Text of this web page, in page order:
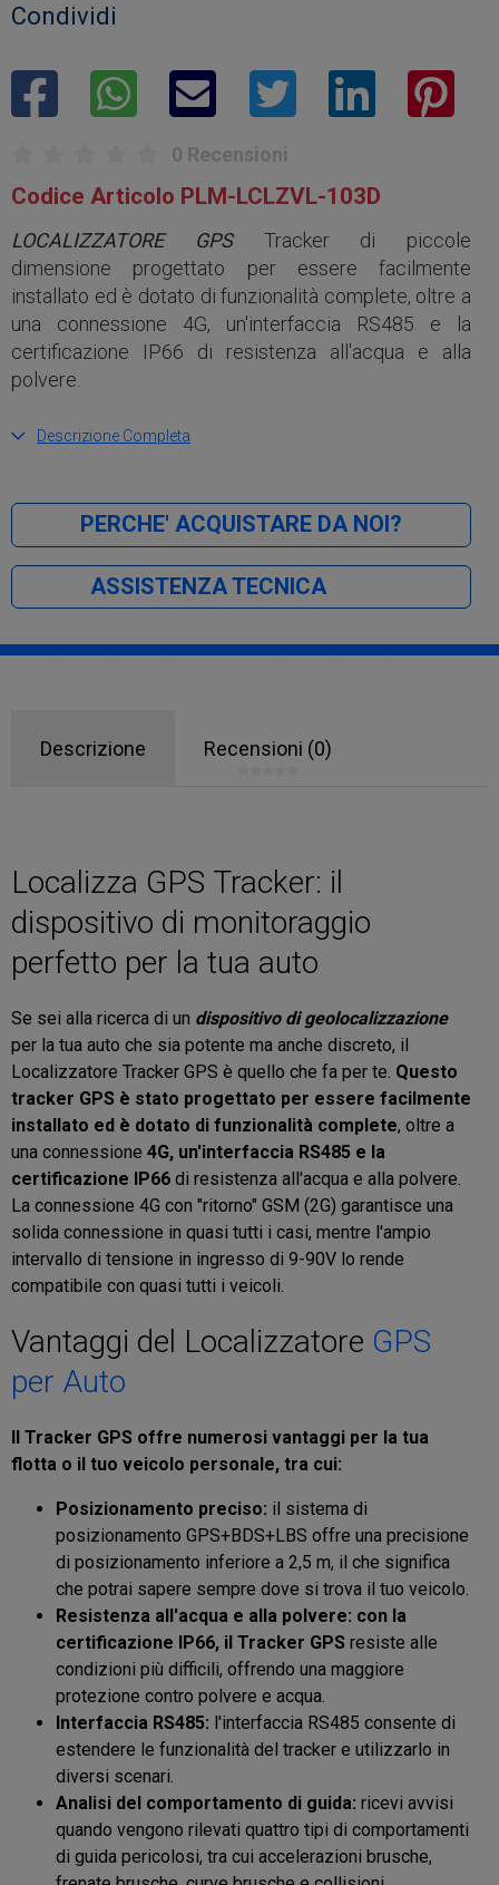
0 Recensioni
Codice Articolo PLM-LCLZVL-103D
LOCALIZZATORE GPSTracker di piccole
dimensione progettato per essere facilmente
installato ed è dotato di funzionalità complete, oltre a
una connessione 4G, un'interfaccia RS485 e la
certificazione IP66 di resistenza all'acqua e alla
polvere.
Descrizione Completa
PERCHE' ACQUISTARE DA NOI?
ASSISTENZA TECNICA
Condividi
facebook whatsapp mail twitter linkedin
Descrizione Recensioni (0)
Localizza GPS Tracker: il
dispositivo di monitoraggio
perfetto per la tua auto
Se sei alla ricerca di un dispositivo di geolocalizzazione
per la tua auto che sia potente ma anche discreto, il
Localizzatore Tracker GPS è quello che fa per te. Questo
tracker GPS è stato progettato per essere facilmente
installato ed è dotato di funzionalità complete, oltre a
una connessione 4G, un'interfaccia RS485 e la
certificazione IP66 di resistenza all'acqua e alla polvere.
La connessione 4G con "ritorno" GSM (2G) garantisce una
solida connessione in quasi tutti i casi, mentre l'ampio
intervallo di tensione in ingresso di 9-90V lo rende
compatibile con quasi tutti i veicoli.
Vantaggi del Localizzatore GPS
per Auto
Il Tracker GPS offre numerosi vantaggi per la tua
flotta o il tuo veicolo personale, tra cui:
Posizionamento preciso: il sistema di
posizionamento GPS+BDS+LBS offre una precisione
di posizionamento inferiore a 2,5 m, il che significa
che potrai sapere sempre dove si trova il tuo veicolo.
Resistenza all'acqua e alla polvere: con la
certificazione IP66, il Tracker GPS resiste alle
condizioni più difficili, offrendo una maggiore
protezione contro polvere e acqua.
Interfaccia RS485: l'interfaccia RS485 consente di
estendere le funzionalità del tracker e utilizzarlo in
diversi scenari.
Analisi del comportamento di guida: ricevi avvisi
quando vengono rilevati quattro tipi di comportamenti
di guida pericolosi, tra cui accelerazioni brusche,